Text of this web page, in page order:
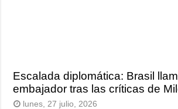
Escalada diplomática: Brasil
embajador tras las críticas de
lunes, 27 julio, 2026